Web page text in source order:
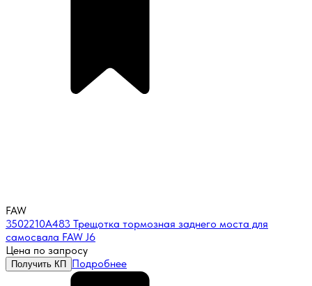
FAW
3502210A483 Трещотка тормозная заднего моста для
самосвала FAW J6
Цена по запросу
Получить КП Подробнее